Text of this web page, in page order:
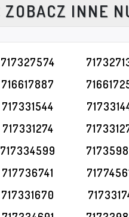
ZOBACZ INNE
717327574
716617887
717331544
717331274
717334599
717736741
717331670